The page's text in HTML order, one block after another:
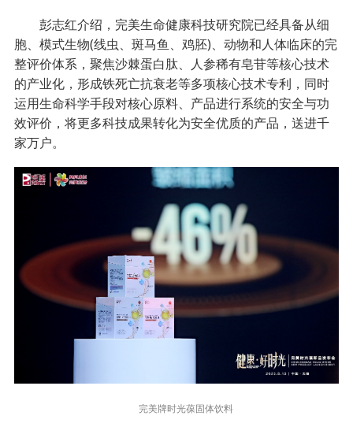
彭志红介绍，完美生命健康科技研究院已经具备从细
胞、模式生物(线虫、斑马鱼、鸡胚)、动物和人体临床的完
整评价体系，聚焦沙棘蛋白肽、人参稀有皂苷等核心技术
的产业化，形成铁死亡抗衰老等多项核心技术专利，同时
运用生命科学手段对核心原料、产品进行系统的安全与功
效评价，将更多科技成果转化为安全优质的产品，送进千
家万户。
完美牌时光葆固体饮料